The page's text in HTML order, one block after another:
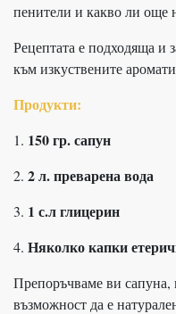
пенители и какво ли още
Рецептата е подходяща и
към изкуствените
Продукти:
1. 150 гр. сапун
2. 2 л. преварена вода
3. 1 с.л глицерин
4. Няколко капки
Препоръчваме ви сапуна,
възможност да е